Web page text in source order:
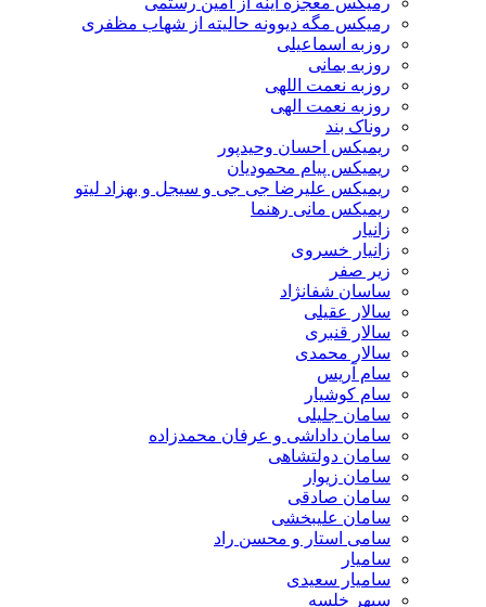
رمیکس مگه دیوونه حالیته از شهاب مظفری
روزبه اسماعیلی
روزبه بمانی
روزبه نعمت اللهی
روزبه نعمت الهی
روناک بند
ریمیکس احسان وحیدپور
ریمیکس پیام محمودیان
ریمیکس علیرضا جی جی و سیجل و بهزاد لیتو
ریمیکس مانی رهنما
زانیار
زانیار خسروی
زیر صفر
ساسان شفانژاد
سالار عقیلی
سالار قنبری
سالار محمدی
سام آریس
سام کوشیار
سامان جلیلی
سامان داداشی و عرفان محمدزاده
سامان دولتشاهی
سامان زیوار
سامان صادقی
سامان علیبخشی
سامی استار و محسن راد
سامیار
سامیار سعیدی
سپهر خلسه